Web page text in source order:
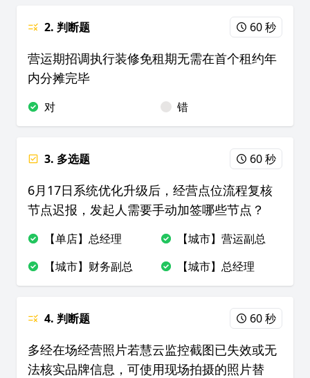
2. 判断题 60 秒
营运期招调执行装修免租期无需在首个租约年
内分摊完毕
对 错
3. 多选题 60 秒
6月17日系统优化升级后，经营点位流程复核
节点迟报，发起人需要手动加签哪些节点？
【单店】总经理
【城市】营运副总
【城市】财务副总
【城市】总经理
4. 判断题 60 秒
多经在场经营照片若慧云监控截图已失效或无
法核实品牌信息，可使用现场拍摄的照片替